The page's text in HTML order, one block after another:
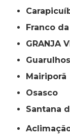
Franco
GRANJA
Guarulhos
Mairiporã
Osasco
Santana